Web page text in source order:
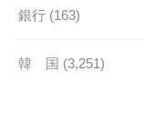
銀行 (163)
韓 国 (3,251)